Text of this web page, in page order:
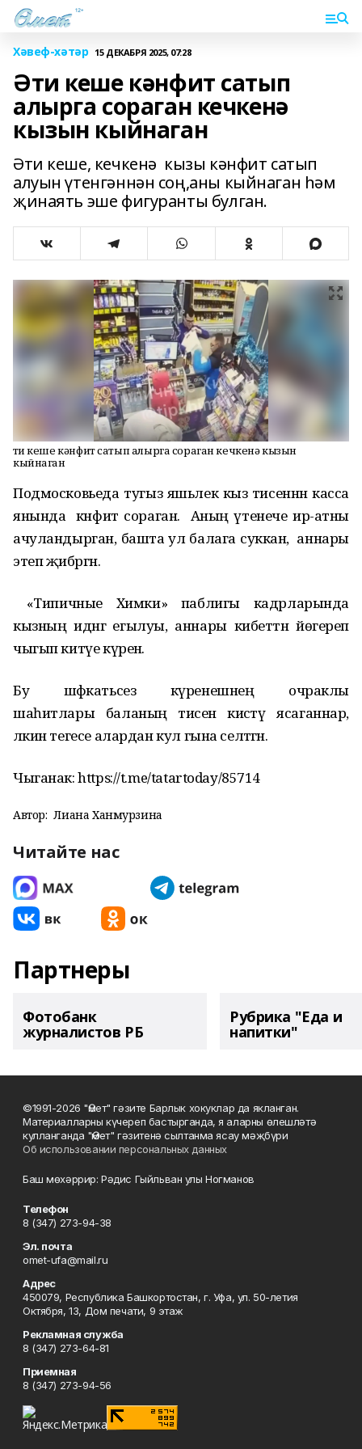
Хәвеф-хәтәр 15 ДЕКАБРЯ 2025, 07:28
Әти кеше кәнфит сатып
алырга сораган кечкенә
кызын кыйнаган
Әти кеше, кечкенә кызы кәнфит сатып
алуын үтенгәннән соң,аны кыйнаган һәм
җинаять эше фигуранты булган.
Әти кеше кәнфит сатып алырга сораган кечкенә кызын
кыйнаган
Подмосковьеда тугыз яшьлек кыз әтисеннән касса
янында кәнфит сораган. Аның үтенече ир-атны
ачуландырган, башта ул балага суккан, ә аннары
этеп җибәргән.
«Типичные Химки» паблигы кадрларында
кызның идәнгә егылуы, аннары кибеттән йөгереп
чыгып китүе күренә.
Бу шәфкатьсез күренешнең очраклы
шаһитлары баланың әтисенә кисәтү ясаганнар,
ләкин тегесе алардан кул гына селтәгән.
Чыганак: https://t.me/tatartoday/85714
Автор: Лиана Ханмурзина
Читайте нас
Партнеры
Фотобанк
журналистов РБ
Рубрика "Еда и
напитки"
©1991-2026 "Өмет" гәзите Барлык хокуклар да якланган.
Материалларны күчереп бастырганда, я аларны өлешләтә
кулланганда "Өмет" гәзитенә сылтанма ясау мәҗбүри
Об использовании персональных данных
Баш мөхәррир: Рәдис Гыйльван улы Ногманов
Телефон
8 (347) 273-94-38
Эл. почта
omet-ufa@mail.ru
Адрес
450079, Республика Башкортостан, г. Уфа, ул. 50-летия
Октября, 13, Дом печати, 9 этаж
Рекламная служба
8 (347) 273-64-81
Приемная
8 (347) 273-94-56